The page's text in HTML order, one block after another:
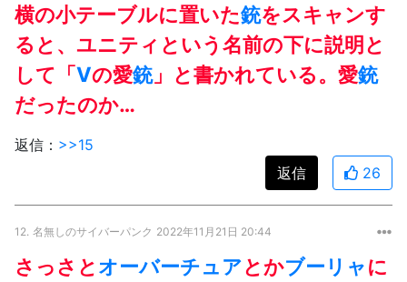
横の小テーブルに置いた銃をスキャンす
ると、ユニティという名前の下に説明と
して「Vの愛銃」と書かれている。愛銃
だったのか…
返信： >>15
返信
26
12. 名無しのサイバーパンク 2022年11月21日 20:44
さっさとオーバーチュアとかブーリャに